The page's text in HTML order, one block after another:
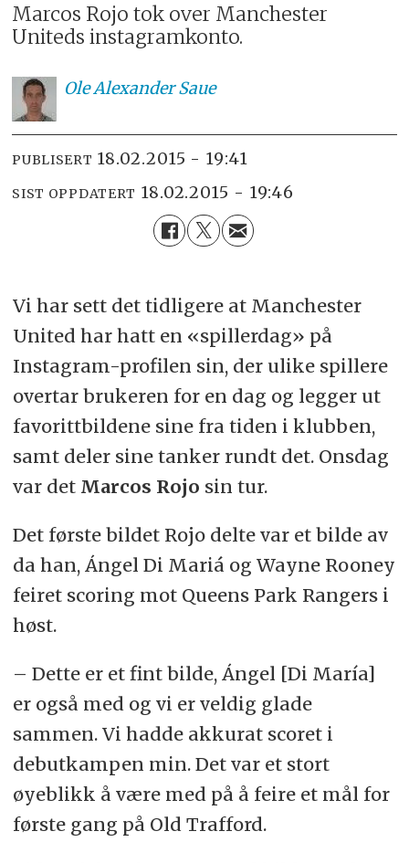
Marcos Rojo tok over Manchester
Uniteds instagramkonto.
OleAlexander Saue
PUBLISERT 18.02.2015 - 19:41
SIST OPPDATERT 18.02.2015 - 19:46
Vi har sett det tidligere at Manchester
United har hatt en «spillerdag» på
Instagram-profilen sin, der ulike spillere
overtar brukeren for en dag og legger ut
favorittbildene sine fra tiden i klubben,
samt deler sine tanker rundt det. Onsdag
var det Marcos Rojo sin tur.
Det første bildet Rojo delte var et bilde av
da han, Ángel Di Mariá og Wayne Rooney
feiret scoring mot Queens Park Rangers i
høst.
– Dette er et fint bilde, Ángel [Di María]
er også med og vi er veldig glade
sammen. Vi hadde akkurat scoret i
debutkampen min. Det var et stort
øyeblikk å være med på å feire et mål for
første gang på Old Trafford.